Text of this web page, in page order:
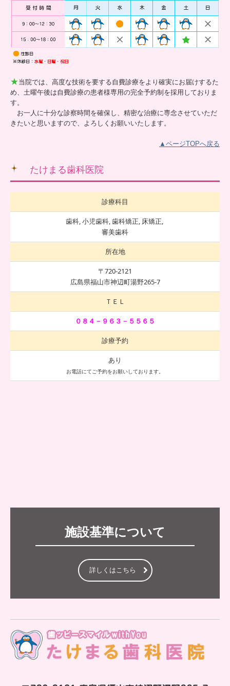
たけまる歯科医院
診療科目
歯科, 小児歯科, 歯科矯正, 床矯正,
審美歯科
所在地
〒720-2121
広島県福山市神辺町湯野265-7
ＴＥＬ
０８４－９６３－５５６５
診療予約
あり
お電話にてご予約をお願いしております。
施設基準について
詳しくはこちら
★当院では、高度な技術を要する自費診療をより確実にお届けするた
め、土曜午後は自費診療の患者様専用の完全予約制を採用しておりま
す。
お一人に十分な診察時間を確保し、精密な治療に専念させていただ
きたいと思いますので、よろしくお願いいたします。
▲ページTOPへ戻る